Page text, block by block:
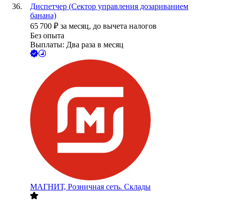
Диспетчер (Сектор управления дозариванием
банана)
65 700 ₽ за месяц, до вычета налогов
Без опыта
Выплаты: Два раза в месяц
МАГНИТ, Розничная сеть. Склады